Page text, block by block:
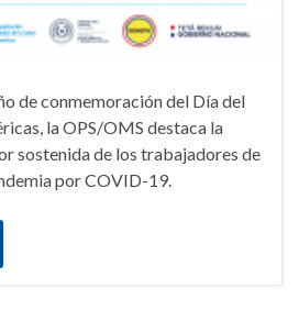
de conmemoración del Día del
la OPS/OMS destaca la
sostenida de los trabajadores de
por COVID-19.